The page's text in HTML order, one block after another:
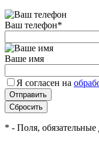
Ваш телефон*
Ваше имя
Я согласен на
* - Поля, обязательные